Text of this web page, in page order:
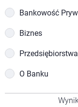
Bankowość
Biznes
Przedsiębiorstwa
O Banku